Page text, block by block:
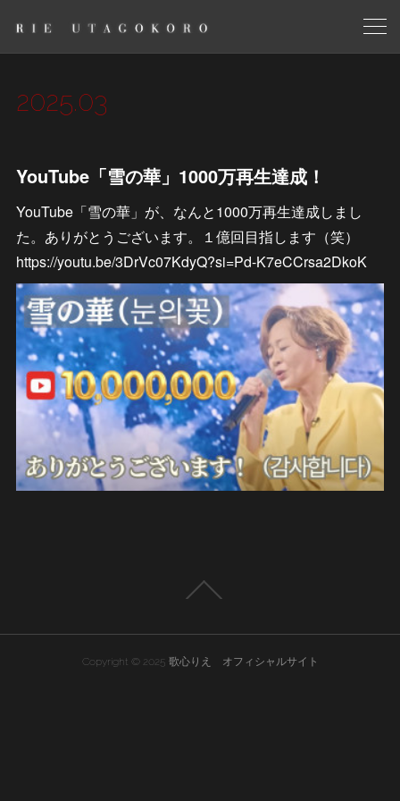
2025.03
YouTube「雪の華」1000万再生達成！
YouTube「雪の華」が、なんと1000万再生達成しまし
た。ありがとうございます。１億回目指します（笑）
https://youtu.be/3DrVc07KdyQ?si=Pd-K7eCCrsa2DkoK
Copyright © 2025 歌心りえ オフィシャルサイト